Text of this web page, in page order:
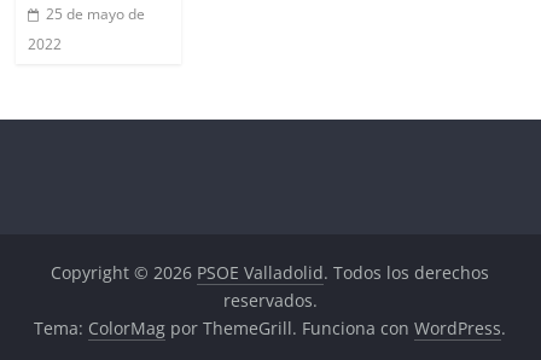
25 de mayo de
2022
Copyright © 2026 PSOE Valladolid. Todos los derechos
reservados.
Tema: ColorMag por ThemeGrill. Funciona conWordPress.